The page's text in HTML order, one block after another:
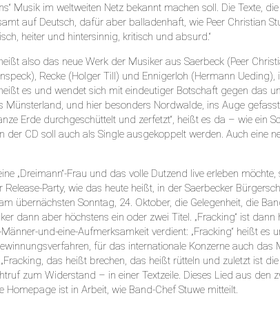
Musik im weltweiten Netz bekannt machen soll. Die Texte,
auf Deutsch, dafür aber balladenhaft, wie Peer Christian
heiter und hintersinnig, kritisch und absurd.“
also das neue Werk der Musiker aus Saerbeck (Peer
Recke (Holger Till) und Ennigerloh (Hermann
es und wendet sich mit eindeutiger Botschaft gegen das
Münsterland, und hier besonders Nordwalde, ins Auge
Erde durchgeschüttelt und zerfetzt“, heißt es da – wie ein
der CD soll auch als Single ausgekoppelt werden. Auch eine
„Dreimann“-Frau und das volle Dutzend live erleben
Party, wie das heute heißt, in der Saerbecker
übernächsten Sonntag, 24. Oktober, die Gelegenheit, die
dann aber höchstens ein oder zwei Titel. „Fracking“ ist
und-eine-Aufmerksamkeit verdient: „Fracking“ heißt es
für das internationale Konzerne auch das
das heißt brechen, das heißt rütteln und zuletzt ist
zum Widerstand – in einer Textzeile. Dieses Lied aus den
Homepage ist in Arbeit, wie Band-Chef Stuwe mitteilt.